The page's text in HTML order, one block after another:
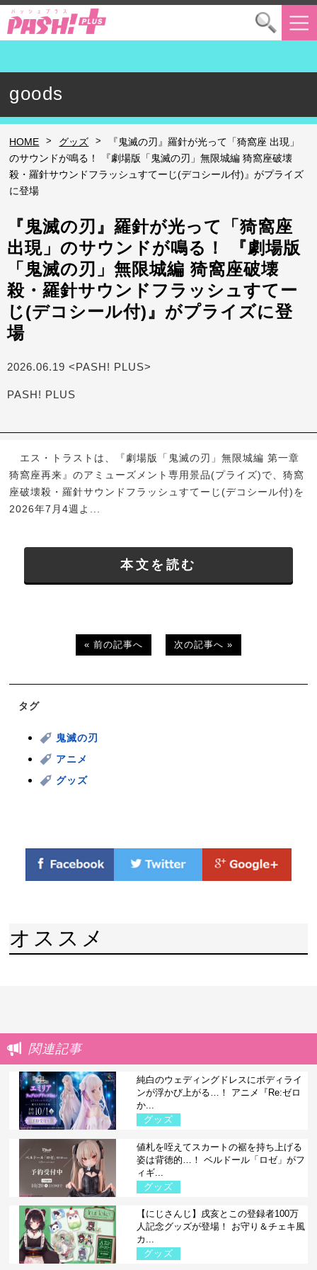
goods
HOME > グッズ >
『鬼滅の刃』羅針が光って「猗窩座 出現」
のサウンドが鳴る！ 『劇場版「鬼滅の刃」無限城編 猗窩座破壊
殺・羅針サウンドフラッシュすてーじ(デコシール付)』がプライズ
に登場
『鬼滅の刃』羅針が光って「猗窩座
出現」のサウンドが鳴る！ 『劇場版
「鬼滅の刃」無限城編 猗窩座破壊
殺・羅針サウンドフラッシュすてー
じ(デコシール付)』がプライズに登
場
2026.06.19 <PASH! PLUS>
PASH! PLUS
エス・トラストは、『劇場版「鬼滅の刃」無限城編 第一章
猗窩座再来』のアミューズメント専用景品(プライズ)で、猗窩
座破壊殺・羅針サウンドフラッシュすてーじ(デコシール付)を
2026年7月4週よ...
本文を読む
« 前の記事へ 次の記事へ »
タグ
鬼滅の刃
アニメ
グッズ
オススメ
関連記事
純白のウェディングドレスにボディライ
ンが浮かび上がる…！ アニメ『Re:ゼロ
か...
グッズ
値札を咥えてスカートの裾を持ち上げる
姿は背徳的…！ ベルドール「ロゼ」がフ
ィギ...
グッズ
【にじさんじ】戌亥とこの登録者100万
人記念グッズが登場！ お守り＆チェキ風
カ...
グッズ